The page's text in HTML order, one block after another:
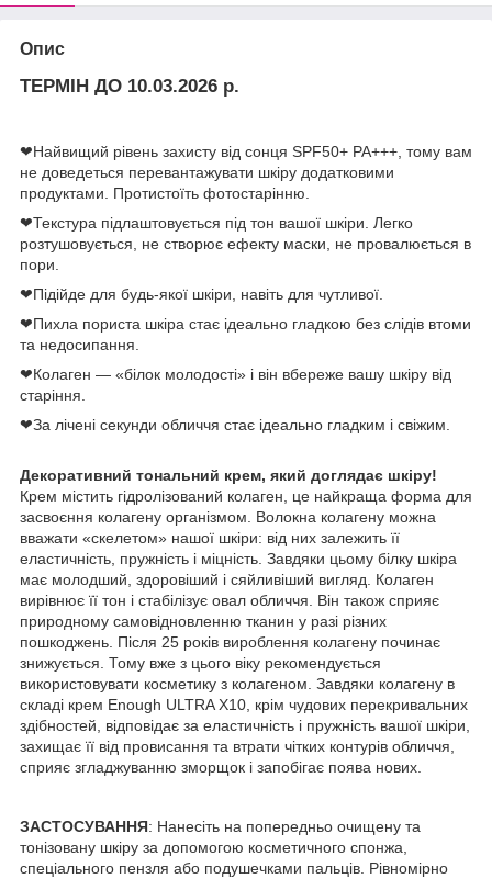
Опис
ТЕРМІН ДО 10.03.2026 р.
❤Найвищий рівень захисту від сонця SPF50+ PA+++, тому вам
не доведеться перевантажувати шкіру додатковими
продуктами. Протистоїть фотостарінню.
❤Текстура підлаштовується під тон вашої шкіри. Легко
розтушовується, не створює ефекту маски, не провалюється в
пори.
❤Підійде для будь-якої шкіри, навіть для чутливої.
❤Пихла пориста шкіра стає ідеально гладкою без слідів втоми
та недосипання.
❤Колаген — «білок молодості» і він вбереже вашу шкіру від
старіння.
❤За лічені секунди обличчя стає ідеально гладким і свіжим.
Декоративний тональний крем, який доглядає шкіру!
Крем містить гідролізований колаген, це найкраща форма для
засвоєння колагену організмом. Волокна колагену можна
вважати «скелетом» нашої шкіри: від них залежить її
еластичність, пружність і міцність. Завдяки цьому білку шкіра
має молодший, здоровіший і сяйливіший вигляд. Колаген
вирівнює її тон і стабілізує овал обличчя. Він також сприяє
природному самовідновленню тканин у разі різних
пошкоджень. Після 25 років вироблення колагену починає
знижується. Тому вже з цього віку рекомендується
використовувати косметику з колагеном. Завдяки колагену в
складі крем Enough ULTRA X10, крім чудових перекривальних
здібностей, відповідає за еластичність і пружність вашої шкіри,
захищає її від провисання та втрати чітких контурів обличчя,
сприяє згладжуванню зморщок і запобігає поява нових.
ЗАСТОСУВАННЯ: Нанесіть на попередньо очищену та
тонізовану шкіру за допомогою косметичного спонжа,
спеціального пензля або подушечками пальців. Рівномірно